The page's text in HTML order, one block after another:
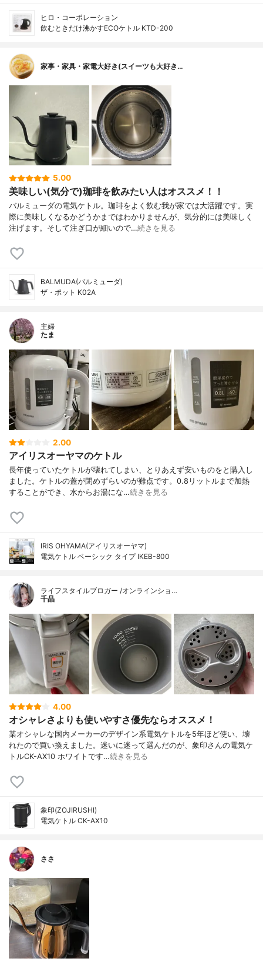
ヒロ・コーポレーション
飲むときだけ沸かすECOケトル KTD-200
家事・家具・家電大好き(スイーツも大好き…
5.00
美味しい(気分で)珈琲を飲みたい人はオススメ！！
バルミューダの電気ケトル。珈琲をよく飲む我が家では大活躍です。実
際に美味しくなるかどうかまではわかりませんが、気分的には美味しく
注げます。そして注ぎ口が細いので…続きを見る
BALMUDA(バルミューダ)
ザ・ポット K02A
主婦
たま
2.00
アイリスオーヤマのケトル
長年使っていたケトルが壊れてしまい、とりあえず安いものをと購入し
ました。ケトルの蓋が閉めずらいのが難点です。0.8リットルまで加熱
することができ、水からお湯にな…続きを見る
IRIS OHYAMA(アイリスオーヤマ)
電気ケトル ベーシック タイプ IKEB-800
ライフスタイルブロガー /オンラインショ…
千晶
4.00
オシャレさよりも使いやすさ優先ならオススメ！
某オシャレな国内メーカーのデザイン系電気ケトルを5年ほど使い、壊
れたので買い換えました。迷いに迷って選んだのが、象印さんの電気ケ
トルCK-AX10 ホワイトです…続きを見る
象印(ZOJIRUSHI)
電気ケトル CK-AX10
ささ